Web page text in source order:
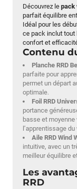
Découvrez le pack
parfait équilibre
Idéal pour les
ce pack inclut tout
confort et
Contenu
Planche RRD
parfaite pour
permet un départ
optimale.
Foil RRD
portance
basse et
l’apprentissage
Aile RRD Wind
intuitive, avec un
meilleur équilibre
Les
RRD